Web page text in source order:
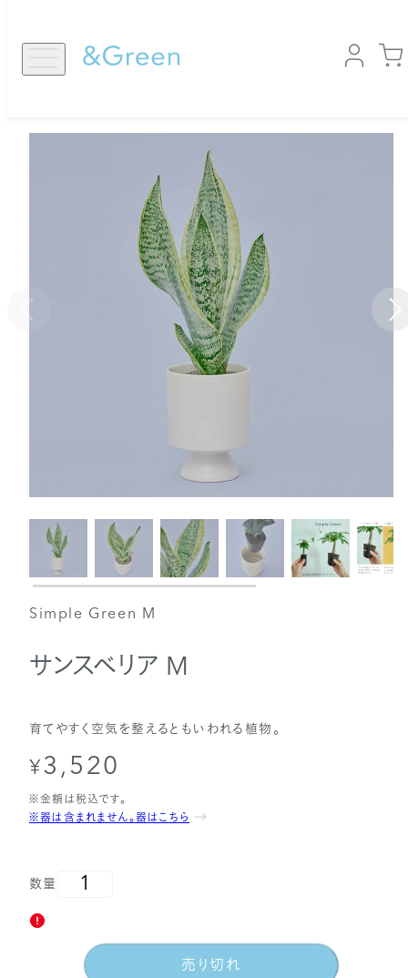
Simple Green M
サンスベリア M
育てやすく空気を整えるともいわれる植物。
通
価
¥ 3,520
※金額は税込です。
※器は含まれません。器はこちら
数量
売り切れ